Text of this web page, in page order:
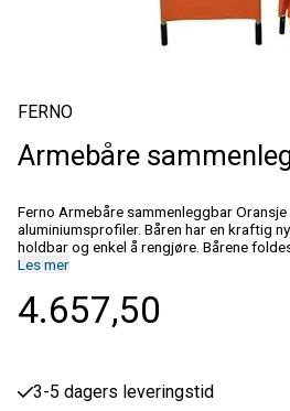
FERNO
Armebåre
Ferno Armebåre sammenleggbar Oransje Den har kraftige
aluminiumsprofiler. Båren har en kraftig
holdbar og enkel å rengjøre. Bårene
for å få en optimal oppbevaring. Spesifikasjoner Lastekapasitet159
Sammenleggbar høyde20 cm Sammenleggbar lengde103 cm
Les mer
4.657,50
3-5 dagers leveringstid